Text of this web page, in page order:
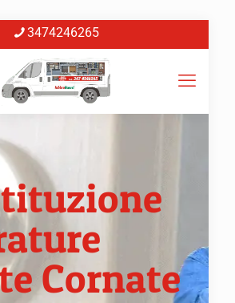
3474246265
Cornate